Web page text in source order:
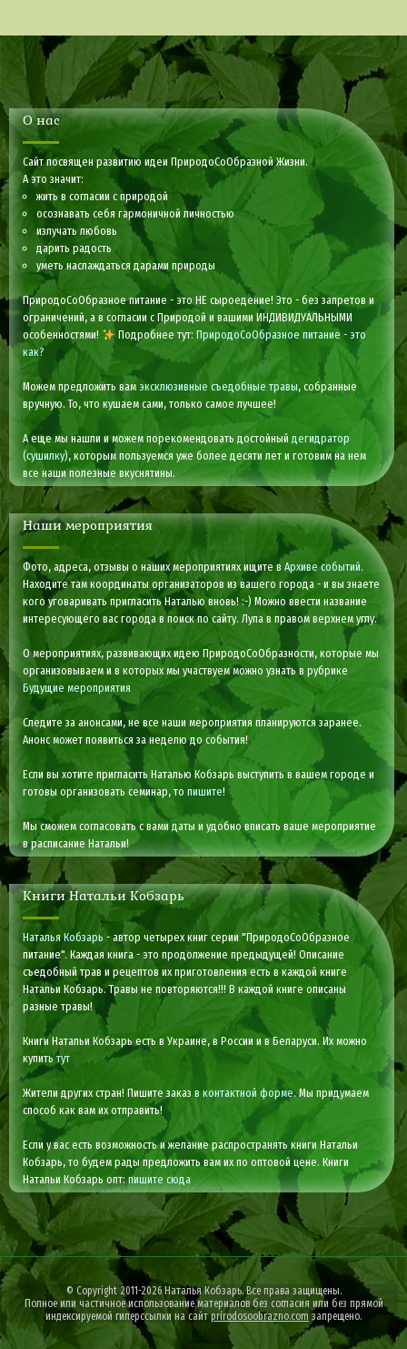
О нас
Сайт посвящен развитию идеи ПриродоСоОбразной Жизни.
А это значит:
жить в согласии с природой
осознавать себя гармоничной личностью
излучать любовь
дарить радость
уметь наслаждаться дарами природы
ПриродоСоОбразное питание - это НЕ сыроедение! Это - без запретов и
ограничений, а в согласии с Природой и вашими ИНДИВИДУАЛЬНЫМИ
особенностями!
Подробнее тут: ПриродоСоОбразное питание - это
как?
Можем предложить вам эксклюзивные съедобные травы, собранные
вручную. То, что кушаем сами, только самое лучшее!
А еще мы нашли и можем порекомендовать достойныйдегидратор
(сушилку), которым пользуемся уже более десяти лет и готовим на нем
все наши полезные вкуснятины.
Наши мероприятия
Фото, адреса, отзывы о наших мероприятиях ищите вАрхиве событий.
Находите там координаты организаторов из вашего города - и вы знаете
кого уговаривать пригласить Наталью вновь! :-) Можно ввести название
интересующего вас города в поиск по сайту. Лупа в правом верхнем углу.
О мероприятиях, развивающих идею ПриродоСоОбразности, которые мы
организовываем и в которых мы участвуем можно узнать в рубрике
Будущие мероприятия
Следите за анонсами, не все наши мероприятия планируются заранее.
Анонс может появиться за неделю до события!
Если вы хотите пригласить Наталью Кобзарь выступить в вашем городе и
готовы организовать семинар, топишите!
Мы сможем согласовать с вами даты и удобно вписать ваше мероприятие
в расписание Натальи!
Книги Натальи Кобзарь
Наталья Кобзарь - автор четырех книг серии "ПриродоСоОбразное
питание". Каждая книга - это продолжение предыдущей! Описание
съедобный трав и рецептов их приготовления есть в каждой книге
Натальи Кобзарь. Травы не повторяются!!! В каждой книге описаны
разные травы!
Книги Натальи Кобзарь есть в Украине, в России и в Беларуси. Их можно
купитьтут
Жители других стран! Пишите заказв контактной форме. Мы придумаем
способ как вам их отправить!
Если у вас есть возможность и желание распространять книги Натальи
Кобзарь, то будем рады предложить вам их по оптовой цене. Книги
Натальи Кобзарь опт:пишите сюда
© Copyright 2011-2026 Наталья Кобзарь. Все права защищены.
Полное или частичное использование материалов без согласия или без прямой
индексируемой гиперссылки на сайтprirodosoobrazno.com запрещено.